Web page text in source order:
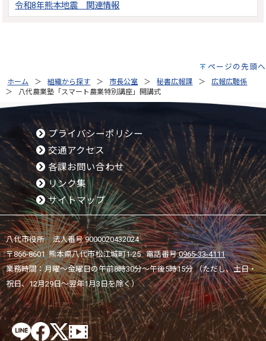
令和8年熊本地震 関連情報
ページの先頭へ
ホーム 組織から探す 市長公室 秘書広報課
広報広聴係
八代農業塾「スマート農業特別講座」開講式
プライバシーポリシー
交通アクセス
各課お問い合わせ
リンク集
サイトマップ
八代市役所 法人番号 9000020432024
〒866-8601 熊本県八代市松江城町1-25 電話番号:0965-33-4111
業務時間：月曜～金曜日の午前8時30分～午後5時15分 （ただし、土日・
祝日、12月29日～翌年1月3日を除く）